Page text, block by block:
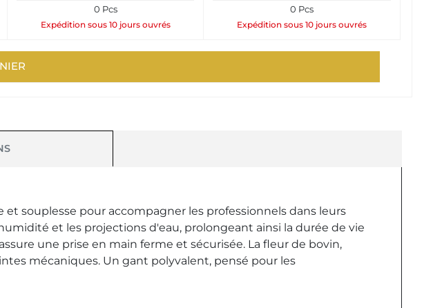
0 Pcs
Expédition sous 10 jours ouvrés
0 Pcs
Expédition sous 10 jours ouvrés
souplesse pour accompagner les professionnels dans leurs
et les projections d'eau, prolongeant ainsi la durée de vie
une prise en main ferme et sécurisée. La fleur de bovin,
mécaniques. Un gant polyvalent, pensé pour les